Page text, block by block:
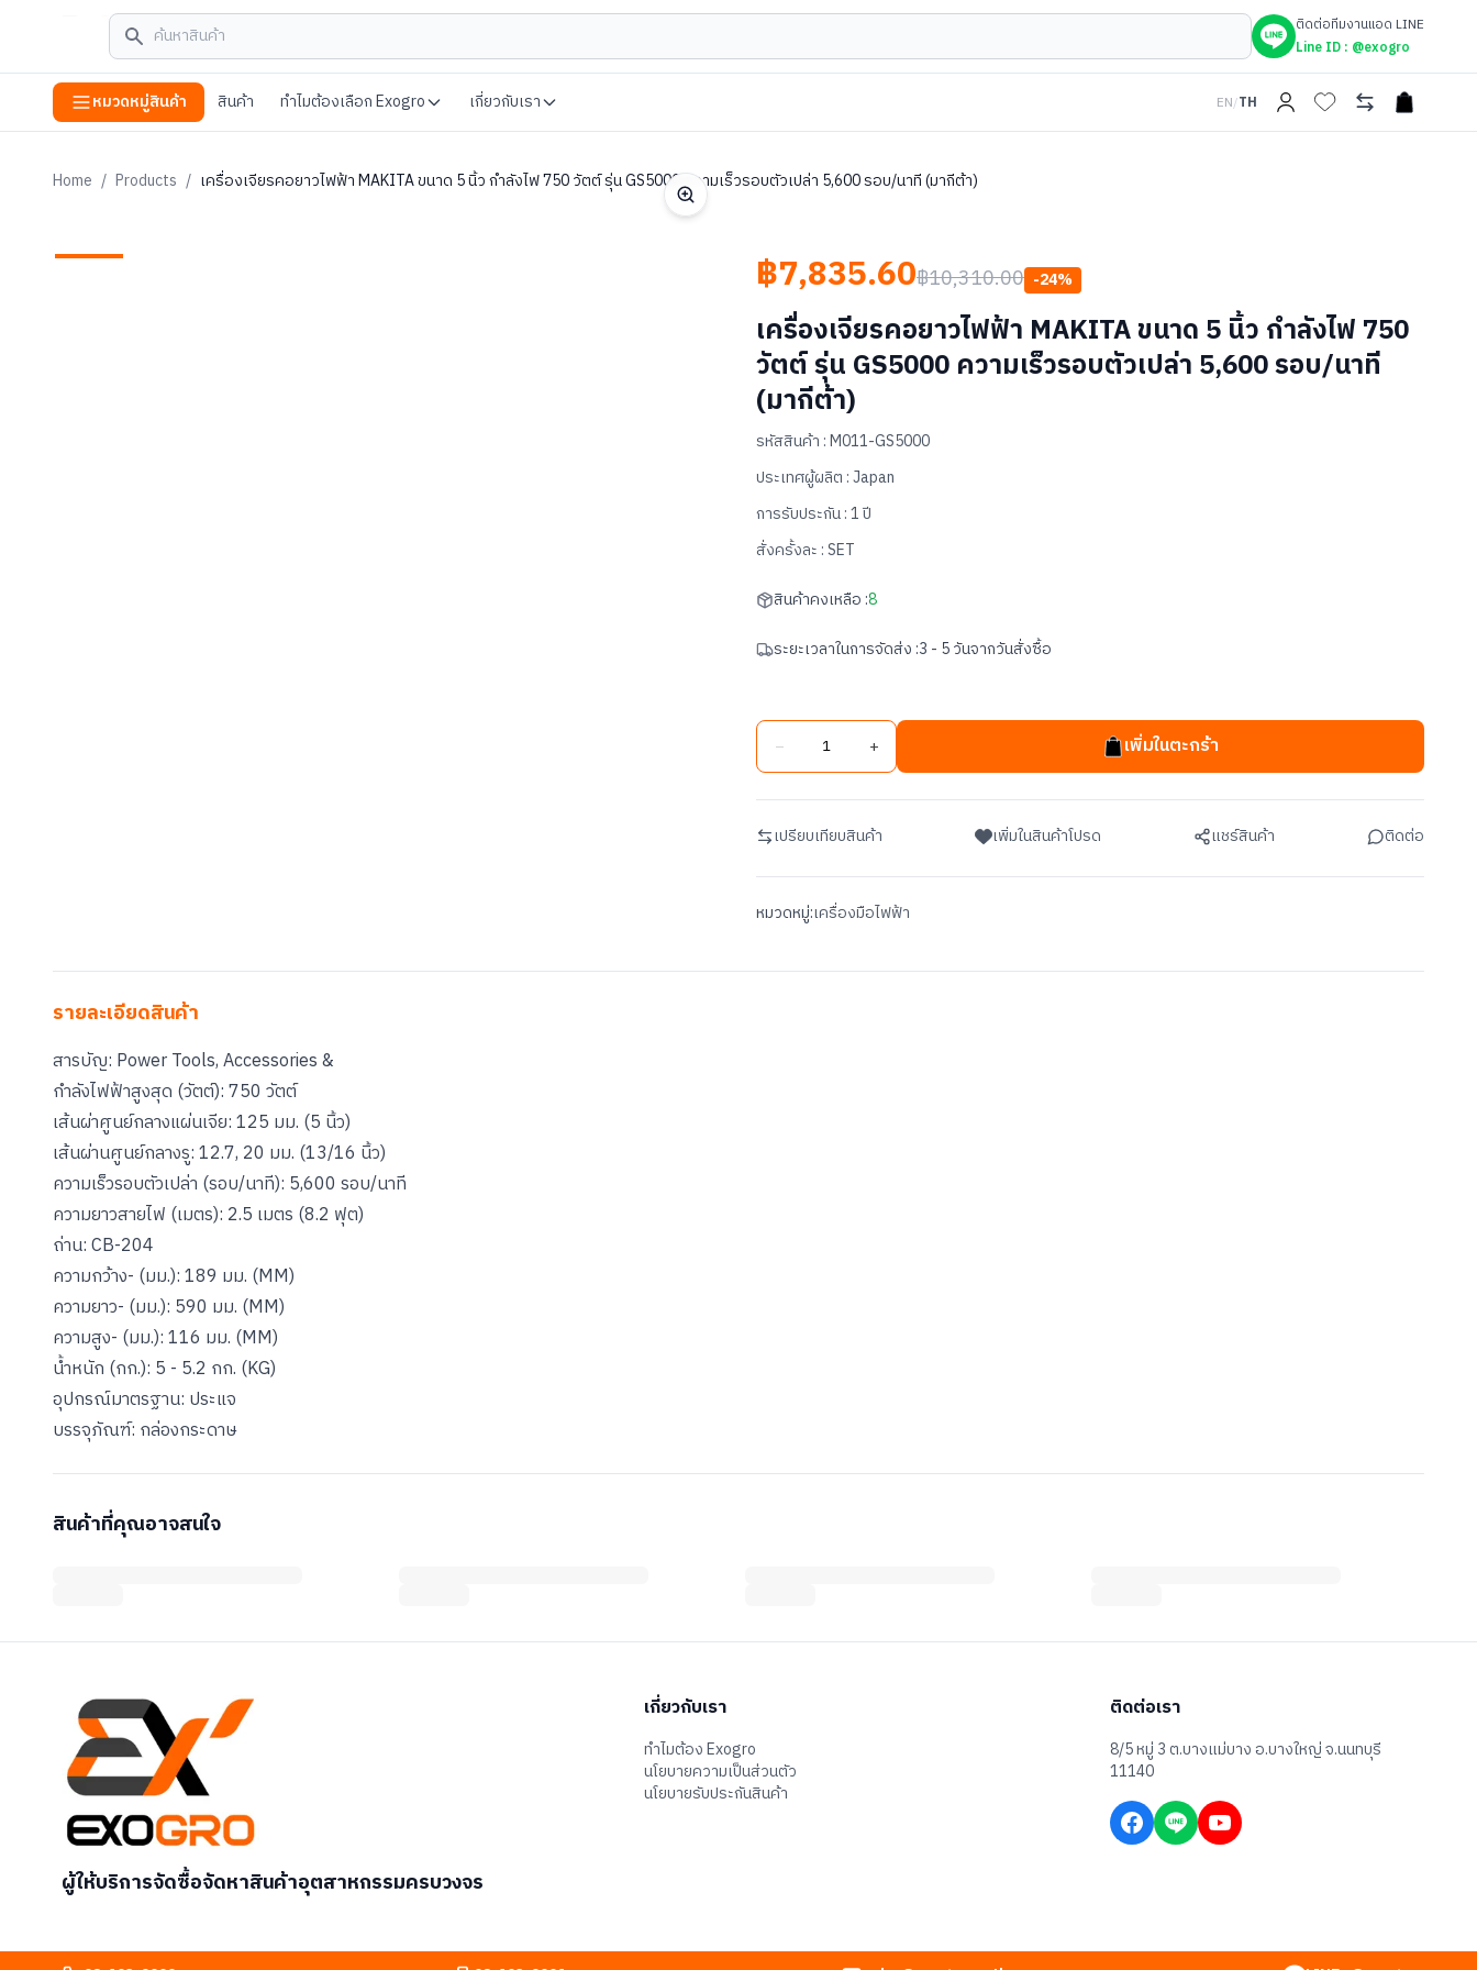
ติดต่อทีมงานแอด LINE
Line ID : @exogro
หมวดหมู่สินค้า สินค้า ทำไมต้องเลือก Exogro เกี่ยวกับเรา EN/TH open
Home / Products / เครื่องเจียรคอยาวไฟฟ้า MAKITA ขนาด 5 นิ้ว กำลังไฟ 750 วัตต์ รุ่น GS5000 ความเร็วรอบตัวเปล่า 5,600 รอบ/นาที (มากีต้า)
฿7,835.60฿10,310.00 -24%
เครื่องเจียรคอยาวไฟฟ้า MAKITA ขนาด 5 นิ้ว กำลังไฟ 750
วัตต์ รุ่น GS5000 ความเร็วรอบตัวเปล่า 5,600 รอบ/นาที
(มากีต้า)
รหัสสินค้า :M011-GS5000
ประเทศผู้ผลิต :Japan
การรับประกัน :1 ปี
สั่งครั้งละ :SET
สินค้าคงเหลือ :8
ระยะเวลาในการจัดส่ง :3 - 5 วันจากวันสั่งซื้อ
− + เพิ่มในตะกร้า
เปรียบเทียบสินค้า เพิ่มในสินค้าโปรด แชร์สินค้า ติดต่อ
หมวดหมู่:เครื่องมือไฟฟ้า
รายละเอียดสินค้า
สารบัญ: Power Tools, Accessories &
กำลังไฟฟ้าสูงสุด (วัตต์): 750 วัตต์
เส้นผ่าศูนย์กลางแผ่นเจีย: 125 มม. (5 นิ้ว)
เส้นผ่านศูนย์กลางรู: 12.7, 20 มม. (13/16 นิ้ว)
ความเร็วรอบตัวเปล่า (รอบ/นาที): 5,600 รอบ/นาที
ความยาวสายไฟ (เมตร): 2.5 เมตร (8.2 ฟุต)
ถ่าน: CB-204
ความกว้าง- (มม.): 189 มม. (MM)
ความยาว- (มม.): 590 มม. (MM)
ความสูง- (มม.): 116 มม. (MM)
น้ำหนัก (กก.): 5 - 5.2 กก. (KG)
อุปกรณ์มาตรฐาน: ประแจ
สินค้าที่คุณอาจสนใจ
ผู้ให้บริการจัดซื้อจัดหาสินค้าอุตสาหกรรมครบวงจร
เกี่ยวกับเรา
ทำไมต้อง Exogro
นโยบายความเป็นส่วนตัว
นโยบายรับประกันสินค้า
ติดต่อเรา
8/5 หมู่ 3 ต.บางแม่บาง อ.บางใหญ่ จ.นนทบุรี
11140